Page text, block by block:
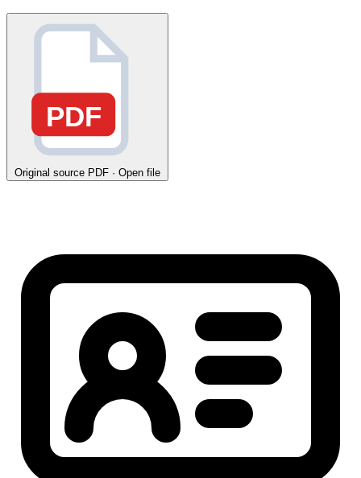
PDF
Original source PDF · Open file